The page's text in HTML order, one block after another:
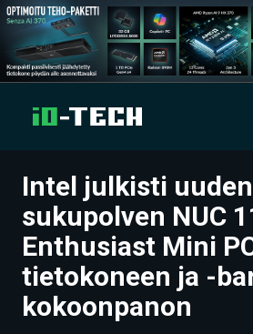
UUTISET
ARTIKKELIT
VIDEOT
TECHBBS
Intel julkisti uuden
sukupolven NUC
Enthusiast Mini
tietokoneen ja -
kokoonpanon